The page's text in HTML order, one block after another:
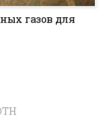
газов для